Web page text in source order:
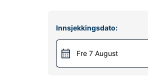
Innsjekkingsdato:
Fre 7 August